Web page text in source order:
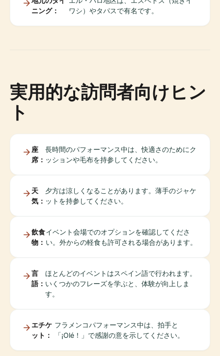
ニング：
ワシ）やタパスで有名です。
実用的な訪問者向けヒン
ト
座
席：
長時間のパフォーマンス中は、快適さのためにク
ッションや毛布を持参してください。
天
気：
夕方は涼しくなることがあります。薄手のジャケ
ットを持参してください。
飲食
物：
イベント会場でのオプションを確認してくださ
い。外からの軽食も許可される場合があります。
言
語：
ほとんどのイベントはスペイン語で行われます。
いくつかのフレーズを学ぶと、体験が向上しま
す。
エチケ
ット：
フラメンコパフォーマンス中は、拍手と
「¡Olé！」で感謝の意を示してください。